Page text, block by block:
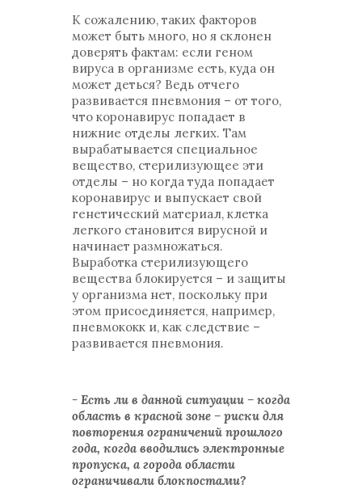
К сожалению, таких факторов
может быть много, но я склонен
доверять фактам: если геном
вируса в организме есть, куда он
может деться? Ведь отчего
развивается пневмония – от того,
что коронавирус попадает в
нижние отделы легких. Там
вырабатывается специальное
вещество, стерилизующее эти
отделы – но когда туда попадает
коронавирус и выпускает свой
генетический материал, клетка
легкого становится вирусной и
начинает размножаться.
Выработка стерилизующего
вещества блокируется – и защиты
у организма нет, поскольку при
этом присоединяется, например,
пневмококк и, как следствие –
развивается пневмония.
- Есть ли в данной ситуации – когда
область в красной зоне – риски для
повторения ограничений прошлого
года, когда вводились электронные
пропуска, а города области
ограничивали блокпостами?